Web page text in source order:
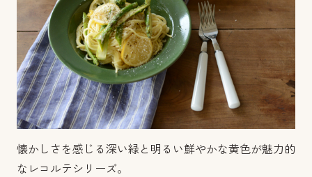
懐かしさを感じる深い緑と明るい鮮やかな黄色が魅力的
なレコルテシリーズ。